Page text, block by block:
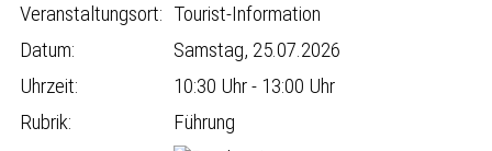
Veranstaltungsort: Tourist-Information
Datum:
Samstag, 25.07.2026
Uhrzeit:
10:30 Uhr - 13:00 Uhr
Rubrik:
Führung